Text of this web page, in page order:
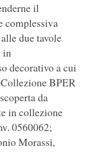
il
complessiva
due tavole
in
decorativo a cui
BPER
da
in collezione
0560062;
Morassi,